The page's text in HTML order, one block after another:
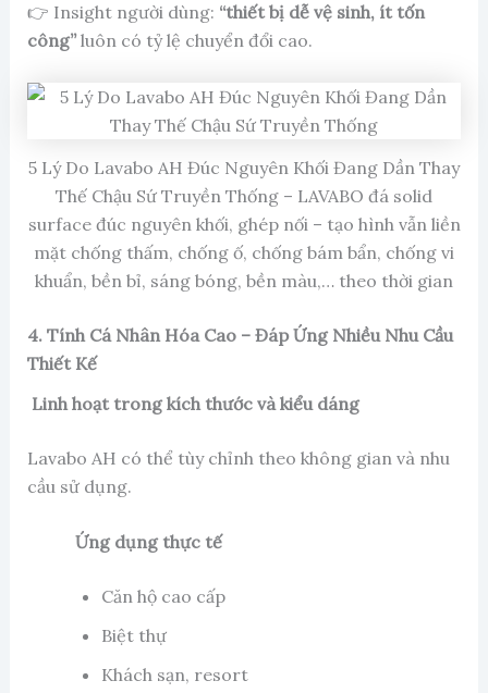
👉 Insight người dùng: “thiết bị dễ vệ sinh, ít tốn
công”luôn có tỷ lệ chuyển đổi cao.
5 Lý Do Lavabo AH Đúc Nguyên Khối Đang Dần Thay
Thế Chậu Sứ Truyền Thống – LAVABO đá solid
surface đúc nguyên khối, ghép nối – tạo hình vẫn liền
mặt chống thấm, chống ố, chống bám bẩn, chống vi
khuẩn, bền bỉ, sáng bóng, bền màu,… theo thời gian
4. Tính Cá Nhân Hóa Cao – Đáp Ứng Nhiều Nhu Cầu
Thiết Kế
Linh hoạt trong kích thước và kiểu dáng
Lavabo AH có thể tùy chỉnh theo không gian và nhu
cầu sử dụng.
Ứng dụng thực tế
Căn hộ cao cấp
Biệt thự
Khách sạn, resort